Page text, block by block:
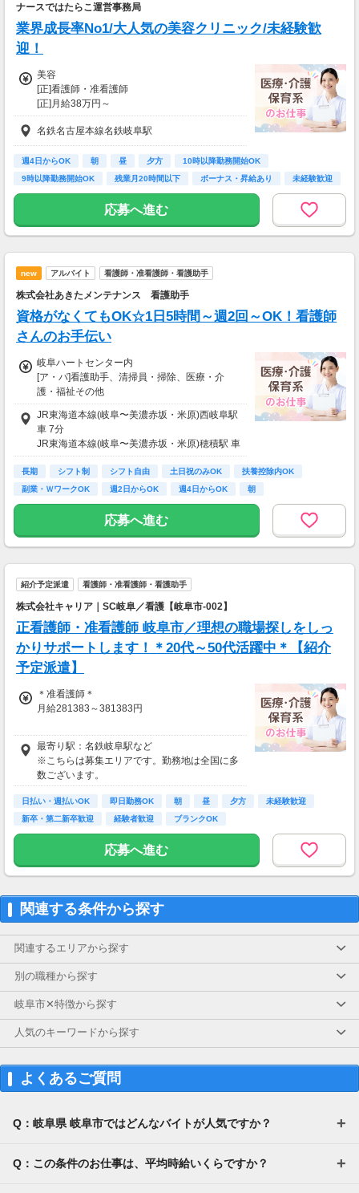
ナースではたらこ運営事務局
業界成長率No1/大人気の美容クリニック/未経験歓
迎！
美容
[正]看護師・准看護師
[正]月給38万円～
【給与内訳】
基本給：380000円～
※月給には上記手当を一律含みます
【交通費】
名鉄名古屋本線名鉄岐阜駅
週4日からOK 朝 昼 夕方
10時以降勤務開始OK
9時以降勤務開始OK
残業月20時間以下 ボーナス・昇給あり 未経験歓迎
応募へ進む
new アルバイト 看護師・准看護師・看護助手
株式会社あきたメンテナンス 看護助手
資格がなくてもOK☆1日5時間～週2回～OK！看護師
さんのお手伝い
岐阜ハートセンター内
[ア・パ]看護助手、清掃員・掃除、医療・介
護・福祉その他
[ア・パ]時給1,150円～
①看護助手
時給：1150円～
■研修あり 1週間～3週間
■試用期間 ～3ヶ月(同条件)
■休日手当
【交通費】
一部支給
■距離によって規定支給
■車(マイカー)通勤OK
■バイク・自転車通勤もOK
■無料駐車場あり
JR東海道本線(岐阜〜美濃赤坂・米原)西岐阜駅
車 7分
JR東海道本線(岐阜〜美濃赤坂・米原)穂積駅 車
13分
名鉄竹鼻線柳津駅 車 19分
長期 シフト制 シフト自由 土日祝のみOK
扶養控除内OK
副業・ＷワークOK
週2日からOK 週4日からOK 朝
応募へ進む
紹介予定派遣 看護師・准看護師・看護助手
株式会社キャリア｜SC岐阜／看護【岐阜市-002】
正看護師・准看護師 岐阜市／理想の職場探しをしっ
かりサポートします！＊20代～50代活躍中＊【紹介
予定派遣】
＊准看護師＊
月給281383～381383円
＊正看護師＊
月給296192～396192円
最寄り駅：名鉄岐阜駅など
※こちらは募集エリアです。勤務地は全国に多
数ございます。
日払い・週払いOK 即日勤務OK 朝 昼 夕方
未経験歓迎
新卒・第二新卒歓迎
経験者歓迎 ブランクOK
応募へ進む
関連する条件から探す
関連するエリアから探す
別の職種から探す
岐阜市✕特徴から探す
人気のキーワードから探す
よくあるご質問
Q：岐阜県 岐阜市ではどんなバイトが人気ですか？
Q：この条件のお仕事は、平均時給いくらですか？